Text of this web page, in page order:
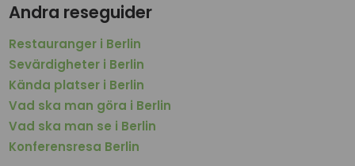
Andra reseguider
Restauranger i Berlin
Sevärdigheter i Berlin
Kända platser i Berlin
Vad ska man göra i Berlin
Vad ska man se i Berlin
Konferensresa Berlin